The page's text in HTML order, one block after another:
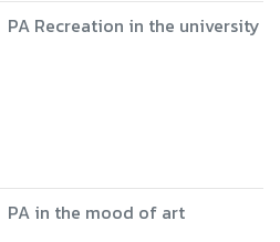
PA Recreation in the university
PA in the mood of art